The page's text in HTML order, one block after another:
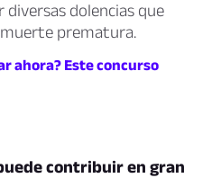
dolencias que
prematura.
ahora? Este concurso
contribuir en gran